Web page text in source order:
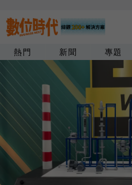
熱門 新聞 專題